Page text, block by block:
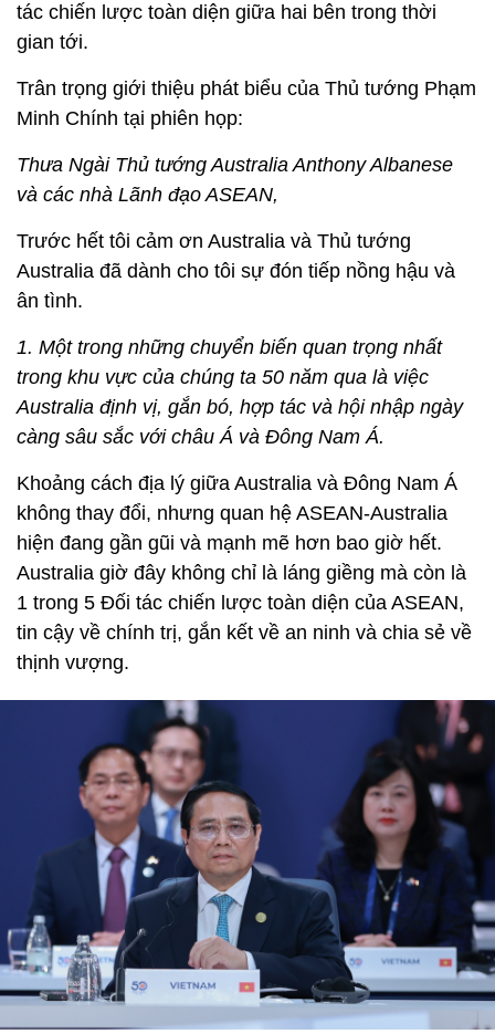
tác chiến lược toàn diện giữa hai bên trong thời
gian tới.
Trân trọng giới thiệu phát biểu của Thủ tướng Phạm
Minh Chính tại phiên họp:
Thưa Ngài Thủ tướng Australia Anthony Albanese
và các nhà Lãnh đạo ASEAN,
Trước hết tôi cảm ơn Australia và Thủ tướng
Australia đã dành cho tôi sự đón tiếp nồng hậu và
ân tình.
1. Một trong những chuyển biến quan trọng nhất
trong khu vực của chúng ta 50 năm qua là việc
Australia định vị, gắn bó, hợp tác và hội nhập ngày
càng sâu sắc với châu Á và Đông Nam Á.
Khoảng cách địa lý giữa Australia và Đông Nam Á
không thay đổi, nhưng quan hệ ASEAN-Australia
hiện đang gần gũi và mạnh mẽ hơn bao giờ hết.
Australia giờ đây không chỉ là láng giềng mà còn là
1 trong 5 Đối tác chiến lược toàn diện của ASEAN,
tin cậy về chính trị, gắn kết về an ninh và chia sẻ về
thịnh vượng.